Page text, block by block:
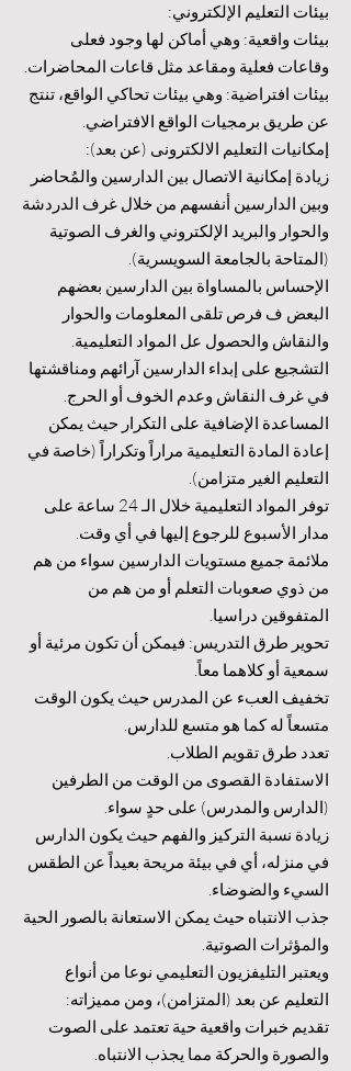
بيئات التعليم الإلكتروني:
بيئات واقعية: وهي أماكن لها وجود فعلى
وقاعات فعلية ومقاعد مثل قاعات المحاضرات.
بيئات افتراضية: وهي بيئات تحاكي الواقع، تنتج
عن طريق برمجيات الواقع الافتراضي.
إمكانيات التعليم الالكترونى (عن بعد):
زيادة إمكانية الاتصال بين الدارسين والمُحاضر
وبين الدارسين أنفسهم من خلال غرف الدردشة
والحوار والبريد الإلكتروني والغرف الصوتية
(المتاحة بالجامعة السويسرية).
الإحساس بالمساواة بين الدارسين بعضهم
البعض ف فرص تلقى المعلومات والحوار
والنقاش والحصول عل المواد التعليمية.
التشجيع على إبداء الدارسين آرائهم ومناقشتها
في غرف النقاش وعدم الخوف أو الحرج.
المساعدة الإضافية على التكرار حيث يمكن
إعادة المادة التعليمية مراراً وتكراراً (خاصة في
التعليم الغير متزامن).
توفر المواد التعليمية خلال الـ 24 ساعة على
مدار الأسبوع للرجوع إليها في أي وقت.
ملائمة جميع مستويات الدارسين سواء من هم
من ذوي صعوبات التعلم أو من هم من
المتفوقين دراسيا.
تحوير طرق التدريس: فيمكن أن تكون مرئية أو
سمعية أو كلاهما معاً.
تخفيف العبء عن المدرس حيث يكون الوقت
متسعاً له كما هو متسع للدارس.
تعدد طرق تقويم الطلاب.
الاستفادة القصوى من الوقت من الطرفين
(الدارس والمدرس) على حدٍ سواء.
زيادة نسبة التركيز والفهم حيث يكون الدارس
في منزله، أي في بيئة مريحة بعيداً عن الطقس
السيء والضوضاء.
جذب الانتباه حيث يمكن الاستعانة بالصور الحية
والمؤثرات الصوتية.
ويعتبر التليفزيون التعليمي نوعا من أنواع
التعليم عن بعد (المتزامن)، ومن مميزاته:
تقديم خبرات واقعية حية تعتمد على الصوت
والصورة والحركة مما يجذب الانتباه.